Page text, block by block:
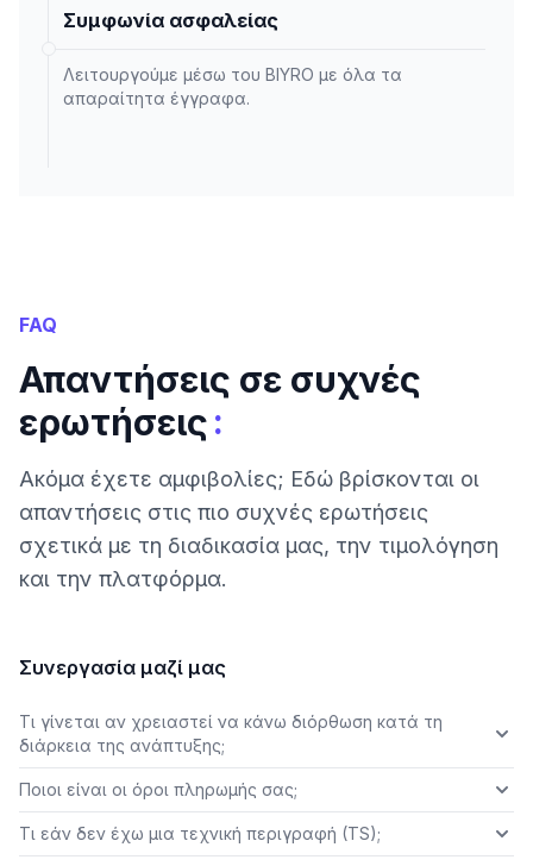
Συμφωνία ασφαλείας
Λειτουργούμε μέσω του BIYRO με όλα τα
απαραίτητα έγγραφα.
FAQ
Απαντήσεις σε συχνές
ερωτήσεις:
Ακόμα έχετε αμφιβολίες; Εδώ βρίσκονται οι
απαντήσεις στις πιο συχνές ερωτήσεις
σχετικά με τη διαδικασία μας, την τιμολόγηση
και την πλατφόρμα.
Συνεργασία μαζί μας
Τι γίνεται αν χρειαστεί να κάνω διόρθωση κατά τη
διάρκεια της ανάπτυξης;
Ποιοι είναι οι όροι πληρωμής σας;
Τι εάν δεν έχω μια τεχνική περιγραφή (TS);